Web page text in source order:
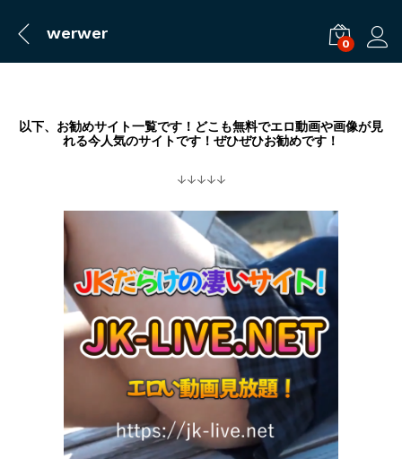
werwer
0
以下、お勧めサイト一覧です！どこも無料でエロ動画や画像が見
れる今人気のサイトです！ぜひぜひお勧めです！
↓↓↓↓↓